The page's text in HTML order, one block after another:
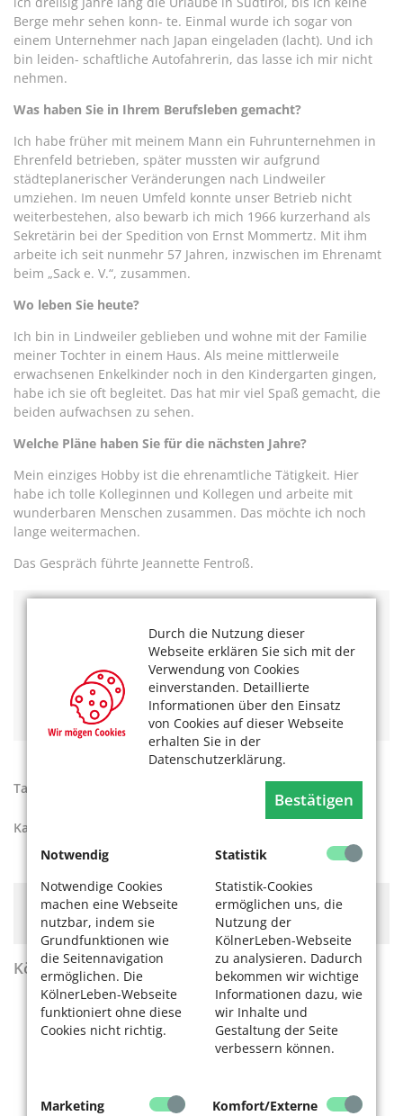
Durch die Nutzung dieser
Webseite erklären Sie sich mit der
Verwendung von Cookies
einverstanden. Detaillierte
Informationen über den Einsatz
von Cookies auf dieser Webseite
erhalten Sie in der
Datenschutzerklärung.
Bestätigen
Notwendig
Notwendige Cookies
machen eine Webseite
nutzbar, indem sie
Grundfunktionen wie
die Seitennavigation
ermöglichen. Die
KölnerLeben-Webseite
funktioniert ohne diese
Cookies nicht richtig.
Statistik
Statistik-Cookies
ermöglichen uns, die
Nutzung der
KölnerLeben-Webseite
zu analysieren. Dadurch
bekommen wir wichtige
Informationen dazu, wie
wir Inhalte und
Gestaltung der Seite
verbessern können.
Marketing
Komfort/Externe
Berge mehr sehen konn- te. Einmal wurde ich sogar von
einem Unternehmer nach Japan eingeladen (lacht). Und ich
bin leiden- schaftliche Autofahrerin, das lasse ich mir nicht
nehmen.
Was haben Sie in Ihrem Berufsleben gemacht?
Ich habe früher mit meinem Mann ein Fuhrunternehmen in
Ehrenfeld betrieben, später mussten wir aufgrund
städteplanerischer Veränderungen nach Lindweiler
umziehen. Im neuen Umfeld konnte unser Betrieb nicht
weiterbestehen, also bewarb ich mich 1966 kurzerhand als
Sekretärin bei der Spedition von Ernst Mommertz. Mit ihm
arbeite ich seit nunmehr 57 Jahren, inzwischen im Ehrenamt
beim „Sack e. V.“, zusammen.
Wo leben Sie heute?
Ich bin in Lindweiler geblieben und wohne mit der Familie
meiner Tochter in einem Haus. Als meine mittlerweile
erwachsenen Enkelkinder noch in den Kindergarten gingen,
habe ich sie oft begleitet. Das hat mir viel Spaß gemacht, die
beiden aufwachsen zu sehen.
Welche Pläne haben Sie für die nächsten Jahre?
Mein einziges Hobby ist die ehrenamtliche Tätigkeit. Hier
habe ich tolle Kolleginnen und Kollegen und arbeite mit
wunderbaren Menschen zusammen. Das möchte ich noch
lange weitermachen.
Das Gespräch führte Jeannette Fentroß.
Mehr Interviews mit Kölner Köpfen? Das könnte Sie
Kölner Köpfe – Christian Horsters
Kölner Köpfe – Katharina Reiff
Kölner Köpfe – Frauke Mahr
Tags:
Kategorien:
Hier könnte Werbung stehen, mit der wir uns
finanzieren. Bitte akzeptieren Sie dieCookie-Meldung
KölnerLeben Sommer 2026